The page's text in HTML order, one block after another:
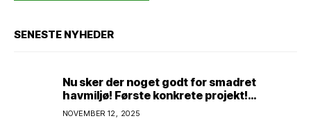
SENESTE NYHEDER
Nu sker der noget godt for smadret
havmiljø! Første konkrete projekt!
Genopretning af natur i lavbundsområde
ved Eltang Vig! 31 hektar! 2,5 millioner
NOVEMBER 12, 2025